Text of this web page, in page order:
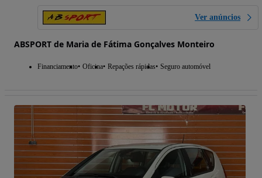
Ver anúncios
ABSPORT de Maria de Fátima Gonçalves Monteiro
Financiamento Oficina Repações rápidas Seguro automóvel